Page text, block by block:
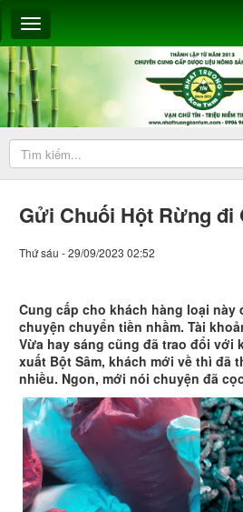
Gửi Chuối Hột Rừng đi
Thứ sáu - 29/09/2023 02:52
Cung cấp cho khách hàng loại này
chuyện chuyển tiền nhầm. Tài
Vừa hay sáng cũng đã trao đổi với
xuất Bột Sâm, khách mới về thì đã
nhiều. Ngon, mới nói chuyện đã